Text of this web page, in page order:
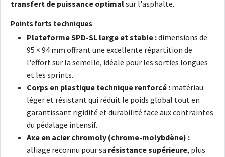
transfert de puissance optimalsur l'asphalte.
Points forts techniques
Plateforme SPD-SL large et stable :dimensions de
95 × 94 mm offrant une excellente répartition de
l'effort sur la semelle, idéale pour les sorties longues
et les sprints.
Corps en plastique technique renforcé : matériau
léger et résistant qui réduit le poids global tout en
garantissant rigidité et durabilité face aux contraintes
du pédalage intensif.
Axe en acier chromoly (chrome-molybdène) :
alliage reconnu pour sa résistance supérieure, plus